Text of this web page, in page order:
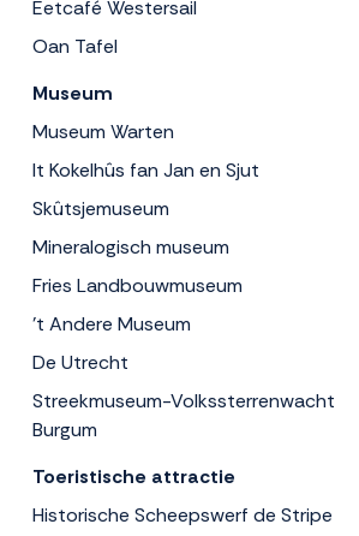
Eetcafé Westersail
Oan Tafel
Museum
Museum Warten
It Kokelhûs fan Jan en Sjut
Skûtsjemuseum
Mineralogisch museum
Fries Landbouwmuseum
't Andere Museum
De Utrecht
Streekmuseum-Volkssterrenwacht
Burgum
Toeristische attractie
Historische Scheepswerf de Stripe